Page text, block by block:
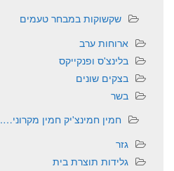
שקשוקות במבחר טעמים
ארוחות ערב
בלינצ'ס ופנקייקס
בצקים שונים
בשר
חמין חמינצ'יק חמין מקרוני….
גזר
גלידות תוצרת בית